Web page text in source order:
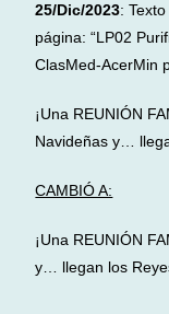
25/Dic/2023:
página: “LP02
ClasMed-AcerMin
¡Una REUNIÓN
Navideñas y…
CAMBIÓ A:
¡Una REUNIÓN
y… llegan los